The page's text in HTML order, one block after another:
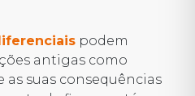
podem
antigas como
as suas consequências